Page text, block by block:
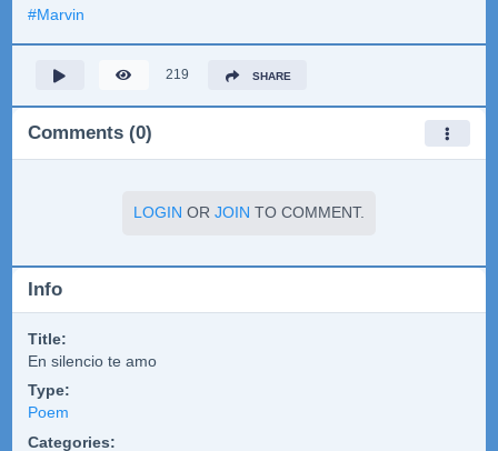
#Marvin
219 SHARE
Comments (0)
LOGIN OR JOIN TO COMMENT.
Info
Title:
En silencio te amo
Type:
Poem
Categories: